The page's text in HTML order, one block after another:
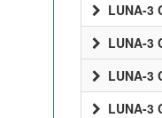
LUNA-3
LUNA-3
LUNA-3
LUNA-3